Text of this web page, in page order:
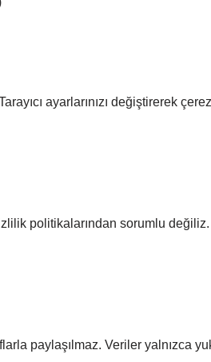
ayarlarınızı değiştirerek
politikalarından sorumlu
paylaşılmaz. Veriler yalnızca